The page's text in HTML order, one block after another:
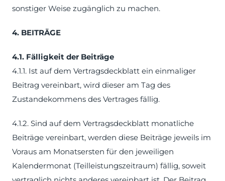
sonstiger Weise zugänglich zu machen.
4. BEITRÄGE
4.1. Fälligkeit der Beiträge
4.1.1. Ist auf dem Vertragsdeckblatt ein einmaliger
Beitrag vereinbart, wird dieser am Tag des
Zustandekommens des Vertrages fällig.
4.1.2. Sind auf dem Vertragsdeckblatt monatliche
Beiträge vereinbart, werden diese Beiträge jeweils im
Voraus am Monatsersten für den jeweiligen
Kalendermonat (Teilleistungszeitraum) fällig, soweit